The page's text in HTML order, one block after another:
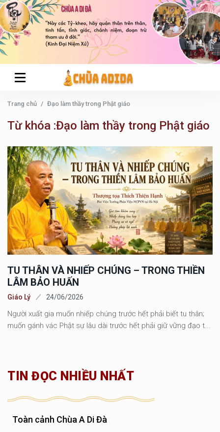
Trang chủ Đạo làm thầy trong Phật giáo
Từ khóa :Đạo làm thầy trong Phật giáo
TU THÂN VÀ NHIẾP CHÚNG – TRONG THIỀN
LÂM BẢO HUẤN
Giáo Lý 24/06/2026
Người xuất gia muốn nhiếp chúng trước hết phải biết tu thân;
muốn gánh vác Phật sự lâu dài trước hết phải giữ vững đạo t...
TIN ĐỌC NHIỀU NHẤT
Toàn cảnh Chùa A Di Đà